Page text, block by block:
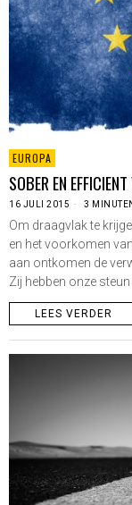
EUROPA
SOBER EN
16 JULI 2015 3
Om draagvlak te
en het voorkomen
aan ontkomen de
Zij hebben onze
LEES VERDER